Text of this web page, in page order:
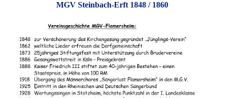
MGV Steinbach-Erft 1848 / 1860